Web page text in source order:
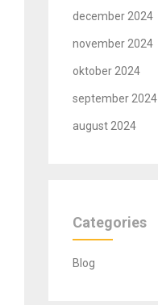
december 2024
november 2024
oktober 2024
september 2024
august 2024
Categories
Blog